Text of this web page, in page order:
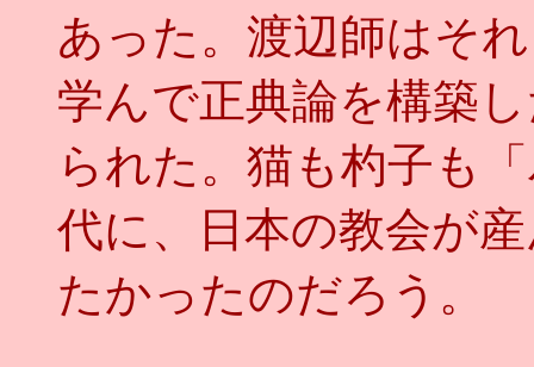
あった。渡辺師はそ
学んで正典論を構築
られた。猫も杓子も
代に、日本の教会が
たかったのだろう。